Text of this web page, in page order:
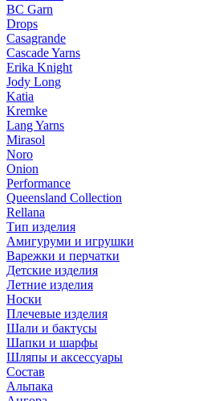
BC Garn
Drops
Casagrande
Cascade Yarns
Erika Knight
Jody Long
Katia
Kremke
Lang Yarns
Mirasol
Noro
Onion
Performance
Queensland Collection
Rellana
Тип изделия
Амигуруми и игрушки
Варежки и перчатки
Детские изделия
Летние изделия
Носки
Плечевые изделия
Шали и бактусы
Шапки и шарфы
Шляпы и аксессуары
Состав
Альпака